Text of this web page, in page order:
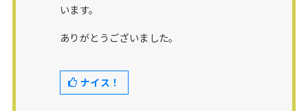
います。
ありがとうございました。
ナイス！